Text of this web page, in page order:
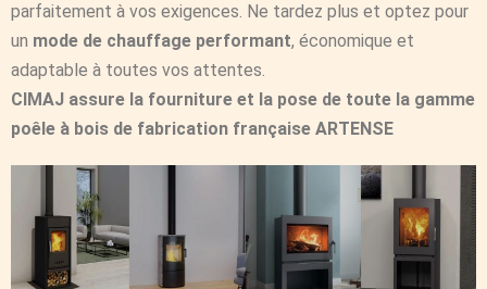
parfaitement à vos exigences. Ne tardez plus et optez pour
un mode de chauffage performant, économique et
adaptable à toutes vos attentes.
CIMAJ assure la fourniture et la pose de toute la gamme
poêle à bois de fabrication française ARTENSE